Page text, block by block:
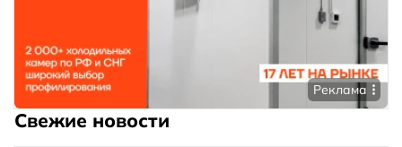
Реклама
Свежие новости